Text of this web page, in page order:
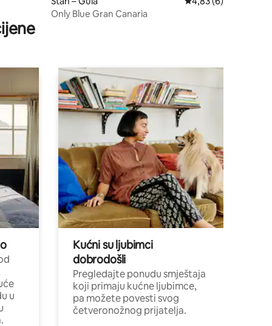
Only Blue Gran Canaria
u
Kućni su ljubimci
dobrodošli
Pregledajte ponudu smještaja
koji primaju kućne ljubimce,
pa možete povesti svog
četveronožnog prijatelja.